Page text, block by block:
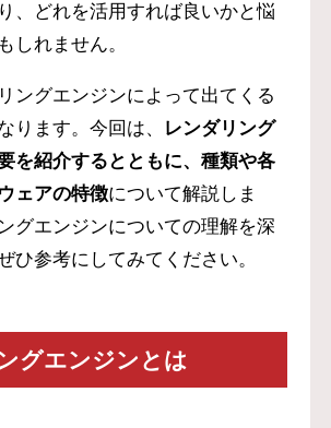
、どれを活用すれば良いかと悩
しれません。
ングエンジンによって出てくる
ります。今回は、
レンダリング
を紹介するとともに、種類や各
ェアの特徴について解説しま
グエンジンについての理解を深
ひ参考にしてみてください。
グエンジンとは